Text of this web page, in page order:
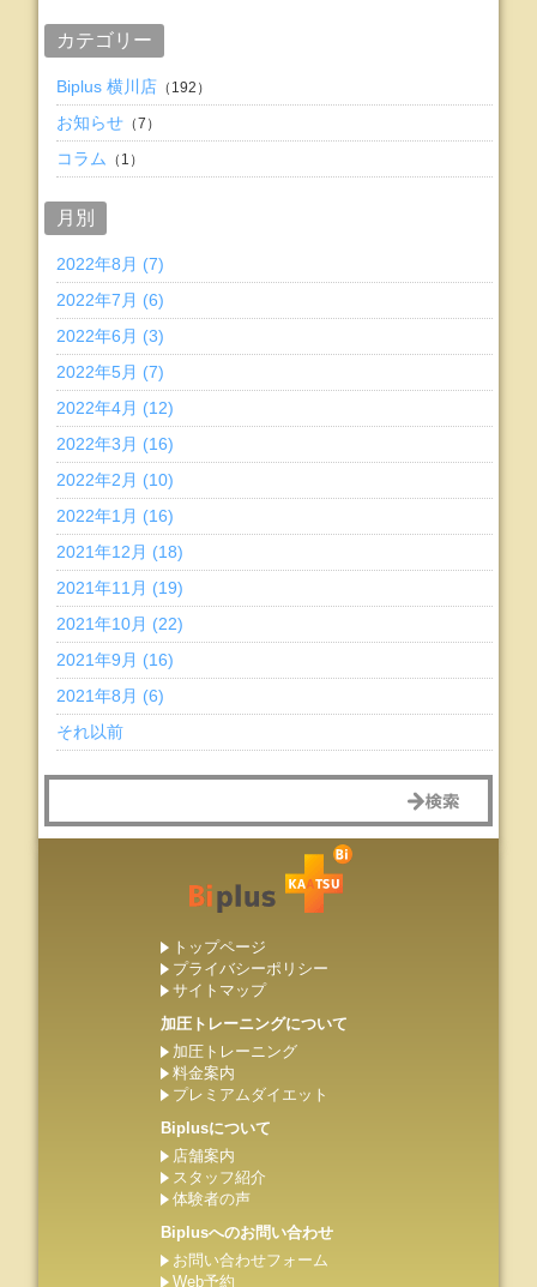
カテゴリー
Biplus 横川店 （192）
お知らせ （7）
コラム （1）
月別
2022年8月 (7)
2022年7月 (6)
2022年6月 (3)
2022年5月 (7)
2022年4月 (12)
2022年3月 (16)
2022年2月 (10)
2022年1月 (16)
2021年12月 (18)
2021年11月 (19)
2021年10月 (22)
2021年9月 (16)
2021年8月 (6)
それ以前
トップページ
プライバシーポリシー
サイトマップ
加圧トレーニングについて
加圧トレーニング
料金案内
プレミアムダイエット
Biplusについて
店舗案内
スタッフ紹介
体験者の声
Biplusへのお問い合わせ
お問い合わせフォーム
Web予約